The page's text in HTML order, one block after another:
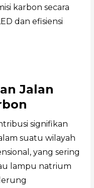
karbon secara
dan efisiensi
Jalan
signifikan
suatu wilayah
yang sering
lampu natrium